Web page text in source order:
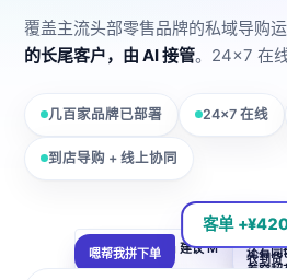
覆盖主流头部零售品牌的私域导
的长尾客户，由 AI 接管。24×7 在
几百家品牌已部署 24×7 在线
到店导购 + 线上协同
AI 导购 · 给客户王女士的推
王姐
衣到货
您 165cm/52kg 建议 M
码，肩线刚好
还有同
着穿超
嗯帮我拼下单
客单